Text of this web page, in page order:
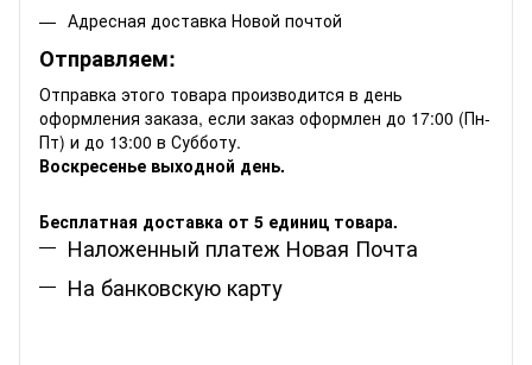
Адресная доставка Новой почтой
Отправляем:
Отправка этого товара производится в день
оформления заказа, если заказ оформлен до 17:00 (Пн-
Пт) и до 13:00 в Субботу.
Воскресенье выходной день.
Бесплатная доставка от 5 единиц товара.
Наложенный платеж Новая Почта
На банковскую карту